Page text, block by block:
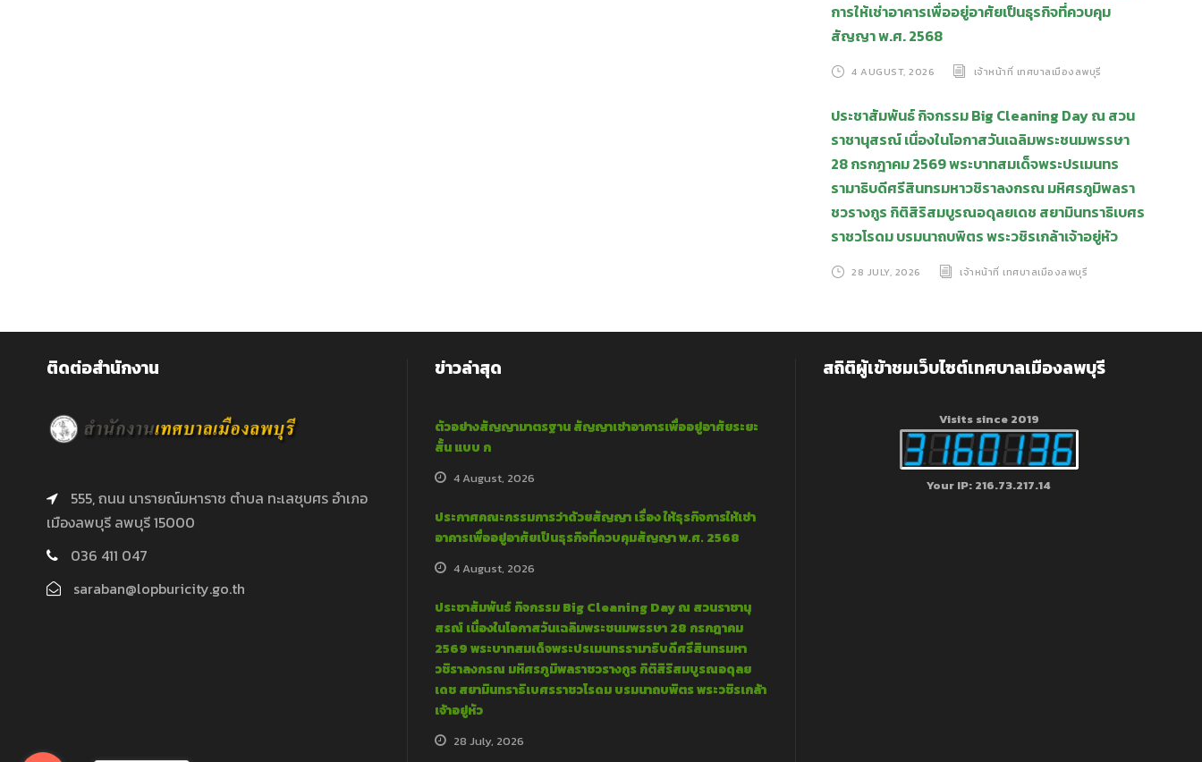
การให้เช่าอาคารเพื่ออยู่อาศัยเป็นธุรกิจที่ควบคุม
สัญญา พ.ศ. 2568
4 AUGUST, 2026 เจ้าหน้าที่ เทศบาลเมืองลพบุรี
ประชาสัมพันธ์ กิจกรรม Big Cleaning Day ณ สวน
ราชานุสรณ์ เนื่องในโอกาสวันเฉลิมพระชนมพรรษา
28 กรกฎาคม 2569 พระบาทสมเด็จพระปรเมนทร
รามาธิบดีศรีสินทรมหาวชิราลงกรณ มหิศรภูมิพลรา
ชวรางกูร กิติสิริสมบูรณอดุลยเดช สยามินทราธิเบศร
ราชวโรดม บรมนาถบพิตร พระวชิรเกล้าเจ้าอยู่หัว
28 JULY, 2026 เจ้าหน้าที่ เทศบาลเมืองลพบุรี
ติดต่อสำนักงาน
555, ถนน นารายณ์มหาราช ตำบล ทะเลชุบศร อำเภอ
เมืองลพบุรี ลพบุรี 15000
036 411 047
saraban@lopburicity.go.th
ข่าวล่าสุด
ตัวอย่างสัญญามาตรฐาน สัญญาเช่าอาคารเพื่ออยู่อาศัยระยะ
สั้น แบบ ก
4 August, 2026
ประกาศคณะกรรมการว่าด้วยสัญญา เรื่อง ให้ธุรกิจการให้เช่า
อาคารเพื่ออยู่อาศัยเป็นธุรกิจที่ควบคุมสัญญา พ.ศ. 2568
4 August, 2026
ประชาสัมพันธ์ กิจกรรม Big Cleaning Day ณ สวนราชานุ
สรณ์ เนื่องในโอกาสวันเฉลิมพระชนมพรรษา 28 กรกฎาคม
2569 พระบาทสมเด็จพระปรเมนทรรามาธิบดีศรีสินทรมหา
วชิราลงกรณ มหิศรภูมิพลราชวรางกูร กิติสิริสมบูรณอดุลย
เดช สยามินทราธิเบศรราชวโรดม บรมนาถบพิตร พระวชิรเกล้า
เจ้าอยู่หัว
28 July, 2026
สถิติผู้เข้าชมเว็บไซต์เทศบาลเมืองลพบุรี
Visits since 2019
Your IP: 216.73.217.14